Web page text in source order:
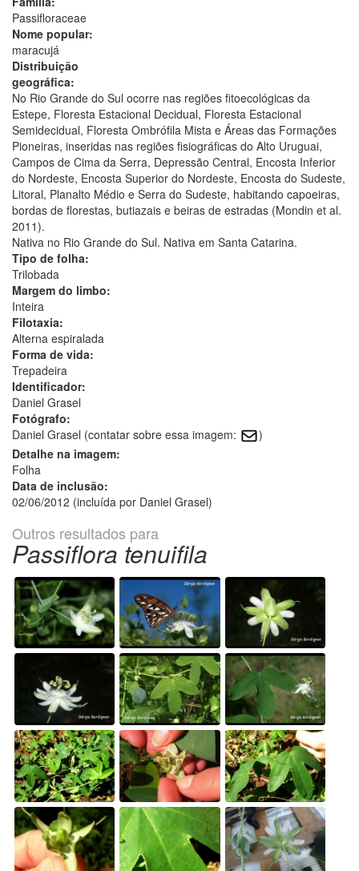
Passifloraceae
Nome popular:
maracujá
Distribuição
geográfica:
No Rio Grande do Sul ocorre nas regiões fitoecológicas da
Estepe, Floresta Estacional Decidual, Floresta Estacional
Semidecidual, Floresta Ombrófila Mista e Áreas das Formações
Pioneiras, inseridas nas regiões fisiográficas do Alto Uruguai,
Campos de Cima da Serra, Depressão Central, Encosta Inferior
do Nordeste, Encosta Superior do Nordeste, Encosta do Sudeste,
Litoral, Planalto Médio e Serra do Sudeste, habitando capoeiras,
bordas de florestas, butiazais e beiras de estradas (Mondin et al.
2011).
Nativa no Rio Grande do Sul. Nativa em Santa Catarina.
Tipo de folha:
Trilobada
Margem do limbo:
Inteira
Filotaxia:
Alterna espiralada
Forma de vida:
Trepadeira
Identificador:
Daniel Grasel
Fotógrafo:
Daniel Grasel (contatar sobre essa imagem:
)
Detalhe na imagem:
Folha
Data de inclusão:
02/06/2012 (incluída por Daniel Grasel)
Outros resultados para
Passiflora tenuifila